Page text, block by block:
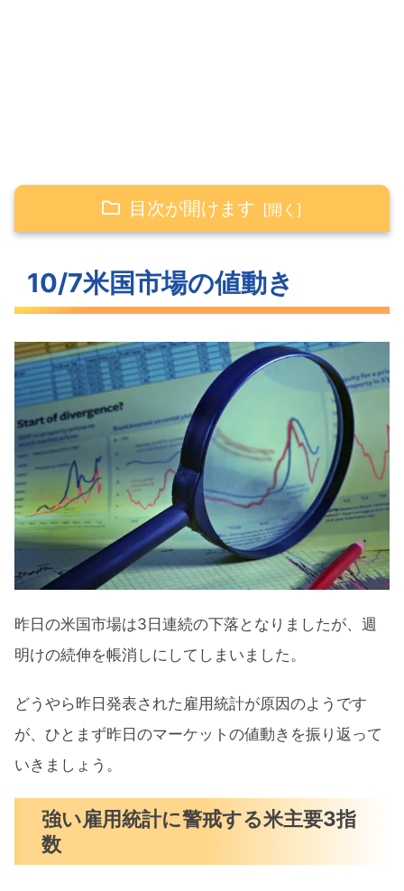
目次が開けます
強い雇用統計に警戒する米主要3指数
反転上昇したVIX
S&P500ヒートマップ
セクター別パフォーマンス
押し戻されたS&P500
米国市場に影響がありそうなトピック
ス
【強い雇用に急落した米国市場】年初来安値
10/7米国市場の値動き
昨日の米国市場は3日連続の下落となりましたが、週
明けの続伸を帳消しにしてしまいました。
どうやら昨日発表された雇用統計が原因のようです
が、ひとまず昨日のマーケットの値動きを振り返って
いきましょう。
強い雇用統計に警戒する米主要3指
数